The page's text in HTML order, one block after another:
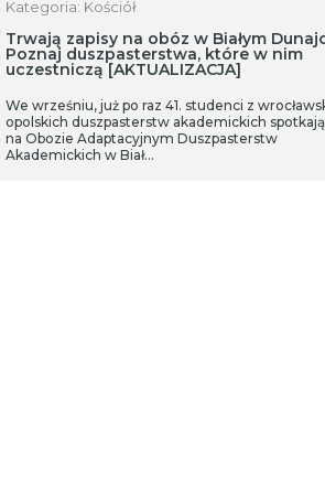
Kategoria: Kościół
Trwają zapisy na obóz w Białym
Poznaj duszpasterstwa, które w nim
uczestniczą [AKTUALIZACJA]
We wrześniu, już po raz 41. studenci z
opolskich duszpasterstw akademickich spotkają
na Obozie Adaptacyjnym Duszpasterstw
Akademickich w Biał…